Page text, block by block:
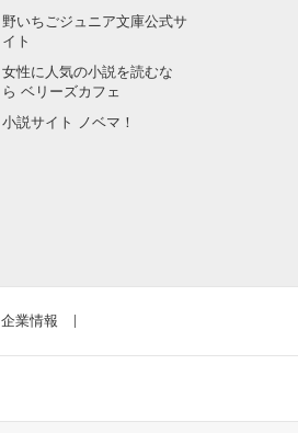
野いちごジュニア文庫公式サ
イト
女性に人気の小説を読むな
ら ベリーズカフェ
小説サイト ノベマ！
企業情報